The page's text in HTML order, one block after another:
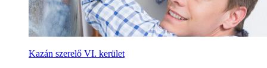
Kazán szerelő VI. kerület